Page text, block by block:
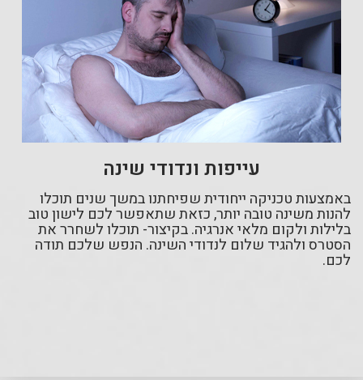
עייפות ונדודי שינה
באמצעות טכניקה ייחודית שפיחתנו במשך שנים תוכלו
להנות משינה טובה יותר, כזאת שתאפשר לכם לישון טוב
בלילות ולקום מלאי אנרגיה. בקיצור- תוכלו לשחרר את
הסטרס ולהגיד שלום לנדודי השינה. הנפש שלכם תודה
לכם.